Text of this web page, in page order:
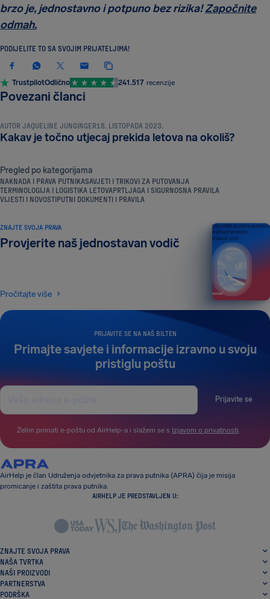
brzo je, jednostavno i potpuno bez rizika!Započnite
odmah.
PODIJELITE TO SA SVOJIM PRIJATELJIMA!
TrustpilotOdlično 241.517 recenzije
Povezani članci
TERMINOLOGIJA I LOGISTIKA LETOVA
AUTOR JAQUELINE JUNGINGER18. LISTOPADA 2023.
Kakav je točno utjecaj prekida letova na okoliš?
Pregled po kategorijama
NAKNADA I PRAVA PUTNIKASAVJETI I TRIKOVI ZA PUTOVANJA
TERMINOLOGIJA I LOGISTIKA LETOVAPRTLJAGA I SIGURNOSNA PRAVILA
VIJESTI I NOVOSTIPUTNI DOKUMENTI I PRAVILA
PRIJAVITE SE NA NAŠ BILTEN
Primajte savjete i informacije izravno u svoju
pristiglu poštu
Prijavite se
Želim primati e-poštu od AirHelp-a i slažem se s Izjavom o privatnosti
ZNAJTE SVOJA PRAVA
Provjerite naš jednostavan vodič
Pročitajte više
Vaš vodič za prava putnika u
zračnom prometu
IZDANJE 2026.
AirHelp je član Udruženja odvjetnika za prava putnika (APRA) čija je misija
promicanje i zaštita prava putnika.
AIRHELP JE PREDSTAVLJEN U:
ZNAJTE SVOJA PRAVA
NAŠA TVRTKA
NAŠI PROIZVODI
PARTNERSTVA
PODRŠKA